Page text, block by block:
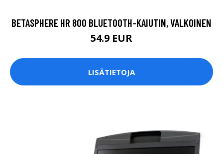
BETASPHERE HR 800 BLUETOOTH-KAIUTIN, VALKOINEN
54.9 EUR
LISÄTIETOJA